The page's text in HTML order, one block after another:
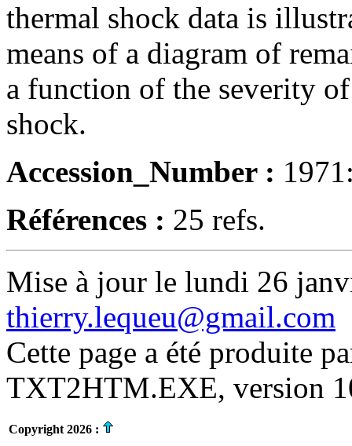
thermal shock data is
means of a diagram of
a function of the severity
shock.
Accession_Number :
Références : 25 refs.
Mise à jour le lundi 26
thierry.lequeu@gmail.com
Cette page a été produite
TXT2HTM.EXE, version
Copyright 2026 :